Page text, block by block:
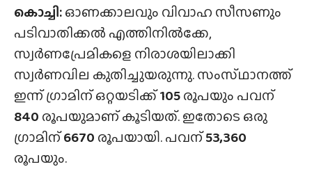
കൊച്ചി:ഓണക്കാലവും വിവാഹ സീസണും
പടിവാതിക്കൽ എത്തിനിൽക്കേ,
സ്വർണപ്രേമികളെ നിരാശയിലാക്കി
സ്വർണവില കുതിച്ചുയരുന്നു. സംസ്‌ഥാനത്ത്‌
ഇന്ന് ഗ്രാമിന് ഒറ്റയടിക്ക്105രൂപയും പവന്
840 രൂപയുമാണ് കൂടിയത്. ഇതോടെ ഒരു
ഗ്രാമിന്6670 രൂപയായി. പവന്53,360
രൂപയും.